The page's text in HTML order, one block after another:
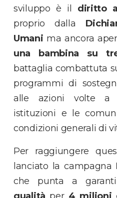
sviluppo è il diritto
proprio dalla
Umani ma ancora
una bambina su
battaglia combattuta
programmi di
alle azioni volte a
istituzioni e le
condizioni generali di
Per raggiungere
lanciato la campagna
che punta a